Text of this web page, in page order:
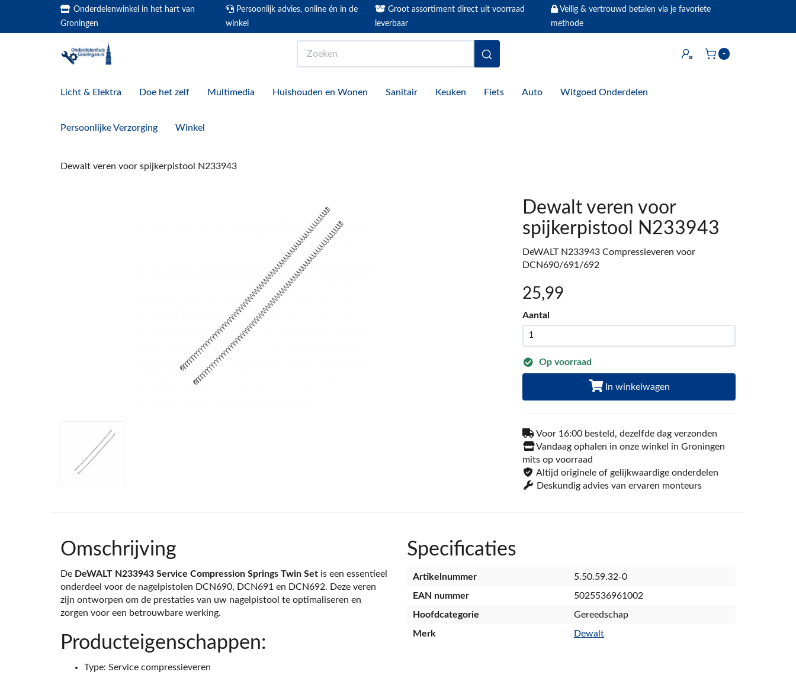
Onderdelenwinkel in het hart van
Groningen
Persoonlijk advies, online én in de
winkel
Groot assortiment direct uit voorraad
leverbaar
Veilig & vertrouwd betalen via je favoriete
methode
Inloggen -
Licht & Elektra Doe het zelf Multimedia Huishouden en Wonen Sanitair Keuken Fiets Auto Witgoed Onderdelen
Persoonlijke Verzorging Winkel
Dewalt veren voor spijkerpistool N233943
Dewalt veren voor
spijkerpistool N233943
DeWALT N233943 Compressieveren voor
DCN690/691/692
25,99
Aantal
Op voorraad
In winkelwagen
Voor 16:00 besteld, dezelfde dag verzonden
Vandaag ophalen in onze winkel in Groningen
mits op voorraad
Altijd originele of gelijkwaardige onderdelen
Deskundig advies van ervaren monteurs
Omschrijving
De DeWALT N233943 Service Compression Springs Twin Set is een essentieel
onderdeel voor de nagelpistolen DCN690, DCN691 en DCN692. Deze veren
zijn ontworpen om de prestaties van uw nagelpistool te optimaliseren en
zorgen voor een betrouwbare werking.
Producteigenschappen:
Type: Service compressieveren
Specificaties
Artikelnummer
5.50.59.32-0
EAN nummer
5025536961002
Hoofdcategorie
Gereedschap
Merk
Dewalt